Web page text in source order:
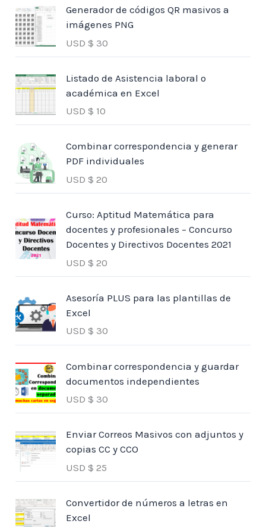
Generador de códigos QR masivos a
imágenes PNG
USD $ 30
Listado de Asistencia laboral o
académica en Excel
USD $ 10
Combinar correspondencia y generar
PDF individuales
USD $ 20
Curso: Aptitud Matemática para
docentes y profesionales – Concurso
Docentes y Directivos Docentes 2021
USD $ 20
Asesoría PLUS para las plantillas de
Excel
USD $ 30
Combinar correspondencia y guardar
documentos independientes
USD $ 30
Enviar Correos Masivos con adjuntos y
copias CC y CCO
USD $ 25
Convertidor de números a letras en
Excel